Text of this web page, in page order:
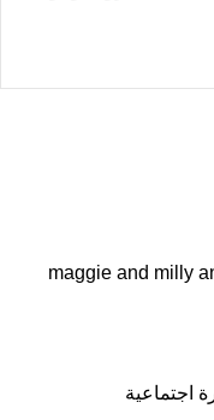
اجتماعية